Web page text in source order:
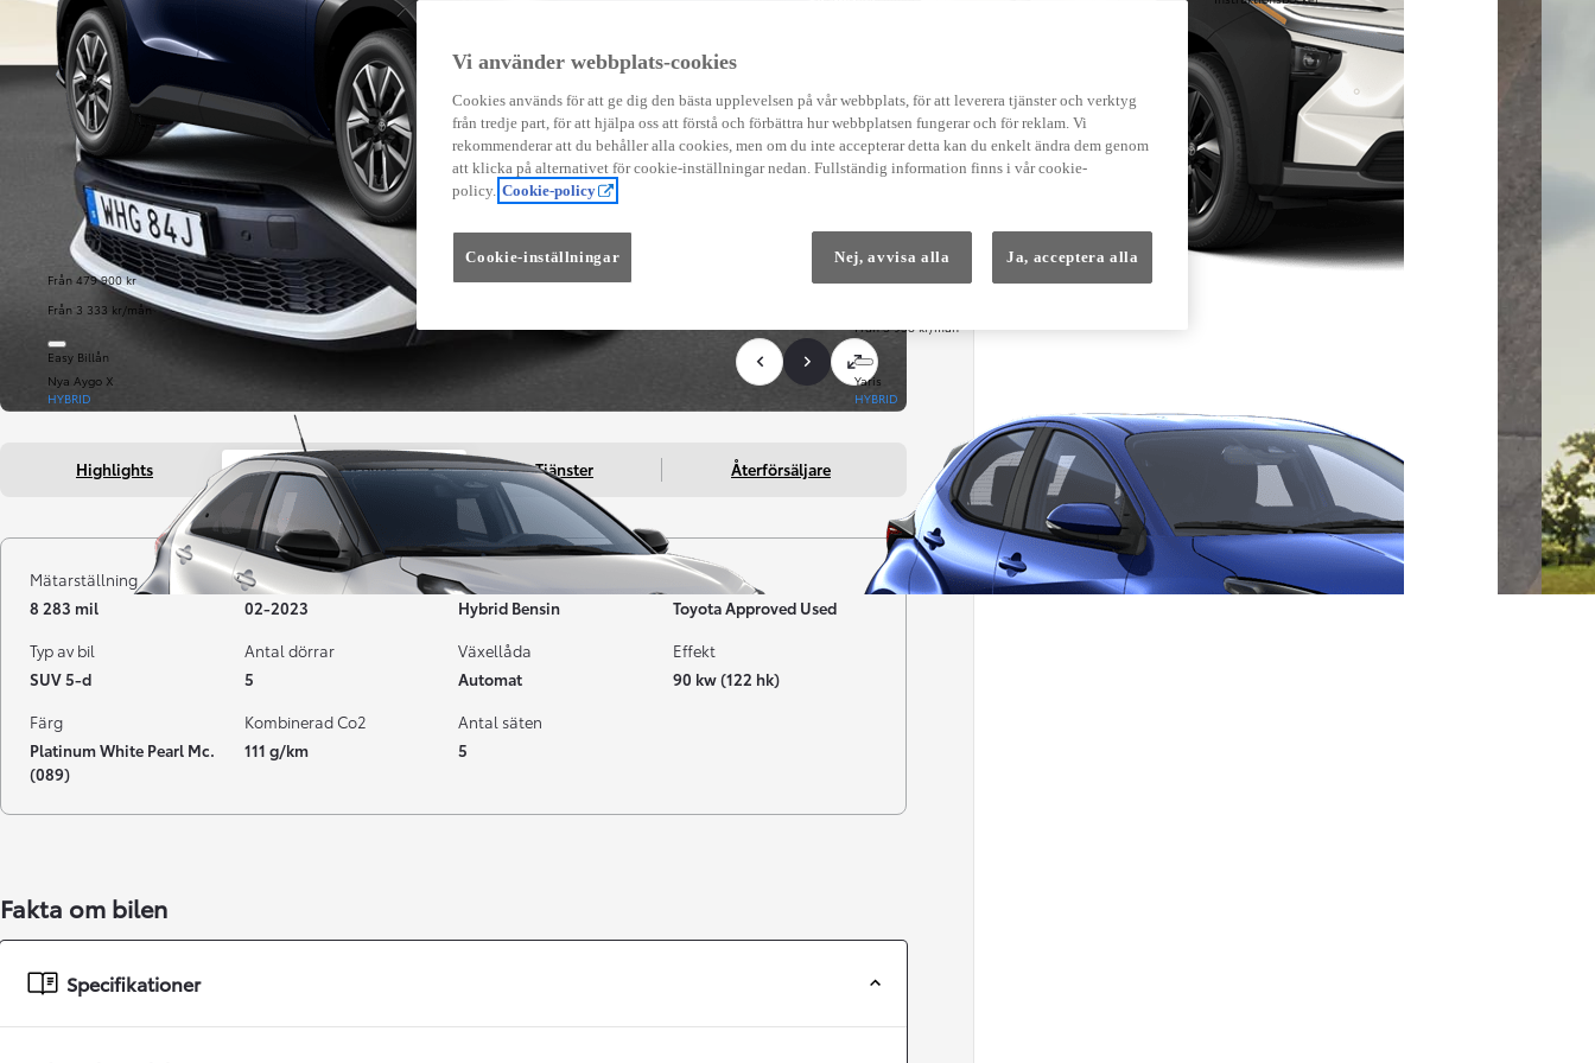
Från 479 900 kr
Från 3 333 kr/mån
Easy Billån
Från 3 958 kr/mån
Nya Aygo X
HYBRID
Från 2 349 kr/mån
Yaris
HYBRID
GR Yaris
BENSIN
HYBRID
Highlights Fakta om bilen Tjänster Återförsäljare
Mätarställning
8 283 mil
Registrerad
02-2023
Bränsle
Hybrid Bensin
Garanti
Toyota Approved Used
Typ av bil
SUV 5-d
Antal dörrar
5
Växellåda
Automat
Effekt
90 kw (122 hk)
Färg
Platinum White Pearl Mc.
(089)
Kombinerad Co2
111 g/km
Antal säten
5
Fakta om bilen
Specifikationer
Vi använder webbplats-cookies
Cookies används för att ge dig den bästa upplevelsen på vår webbplats, för att leverera tjänster och verktyg
från tredje part, för att hjälpa oss att förstå och förbättra hur webbplatsen fungerar och för reklam. Vi
rekommenderar att du behåller alla cookies, men om du inte accepterar detta kan du enkelt ändra dem genom
att klicka på alternativet för cookie-inställningar nedan. Fullständig information finns i vår cookie-
policy. Cookie-policy
Cookie-inställningar Nej, avvisa alla Ja, acceptera alla